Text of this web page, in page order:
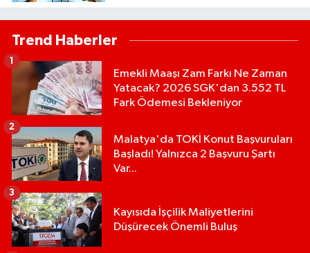
Çevre Yolu Açılıyor..
Trend Haberler
Emekli Maaşı Zam Farkı Ne Zaman
Yatacak? 2026 SGK'dan 3.552 TL
Fark Ödemesi Bekleniyor
1
Malatya'da TOKİ Konut Başvuruları
Başladı! Yalnızca 2 Başvuru Şartı
Var...
2
Kayısıda İşçilik Maliyetlerini
Düşürecek Önemli Buluş
3